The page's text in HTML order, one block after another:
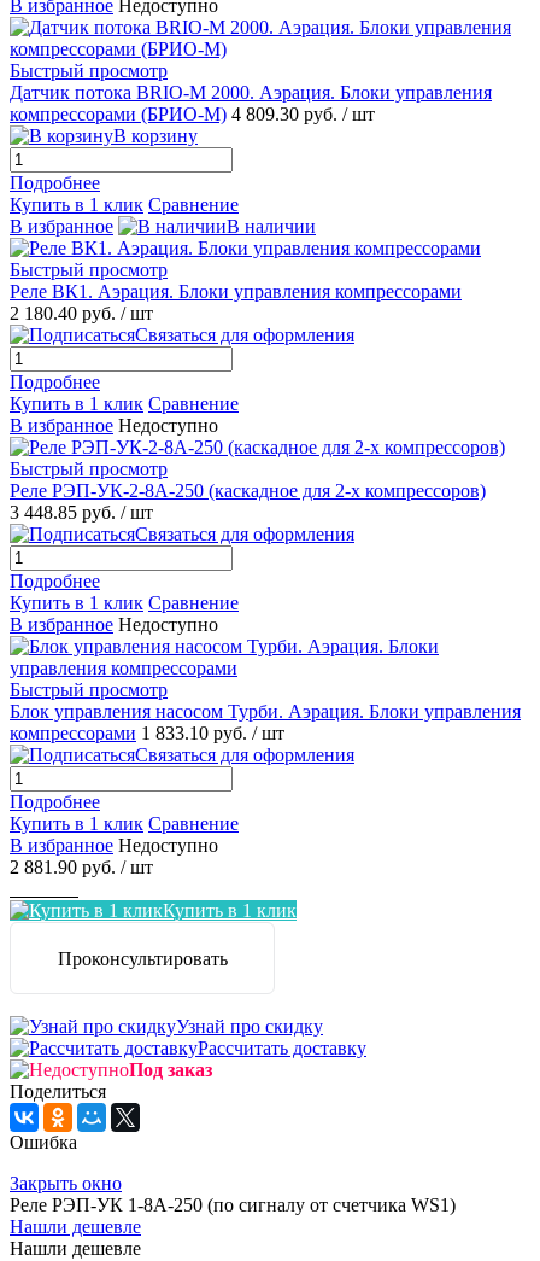
В избранное Недоступно
Быстрый просмотр
Датчик потока BRIO-M 2000. Аэрация. Блоки управления
компрессорами (БРИО-М) 4 809.30 руб. / шт
В корзину
Подробнее
Купить в 1 клик Сравнение
В избранное
В наличии
Быстрый просмотр
Реле ВК1. Аэрация. Блоки управления компрессорами
2 180.40 руб. / шт
Связаться для оформления
Подробнее
Купить в 1 клик Сравнение
В избранное Недоступно
Быстрый просмотр
Реле РЭП-УК-2-8А-250 (каскадное для 2-х компрессоров)
3 448.85 руб. / шт
Связаться для оформления
Подробнее
Купить в 1 клик Сравнение
В избранное Недоступно
Быстрый просмотр
Блок управления насосом Турби. Аэрация. Блоки управления
компрессорами 1 833.10 руб. / шт
Связаться для оформления
Подробнее
Купить в 1 клик Сравнение
В избранное Недоступно
2 881.90 руб. / шт
Купить в 1 клик
Проконсультировать
Узнай про скидку
Рассчитать доставку
Под заказ
Поделиться
Ошибка
Закрыть окно
Реле РЭП-УК 1-8А-250 (по сигналу от счетчика WS1)
Нашли дешевле
Нашли дешевле